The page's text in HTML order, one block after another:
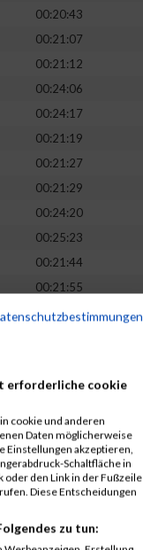
00:20:43
00:21:07
00:21:12
00:24:06
00:24:17
00:21:19
00:21:27
00:21:29
00:24:20
00:25:23
00:21:44
00:21:55
00:22:07
00:22:15
00:22:24
00:26:09
00:26:11
00:22:51
erforderliche cookie
cookie und anderen
Daten möglicherweise
Einstellungen akzeptieren,
Schaltfläche in
oder den Link in der Fußzeile
Diese Entscheidungen
zu tun: